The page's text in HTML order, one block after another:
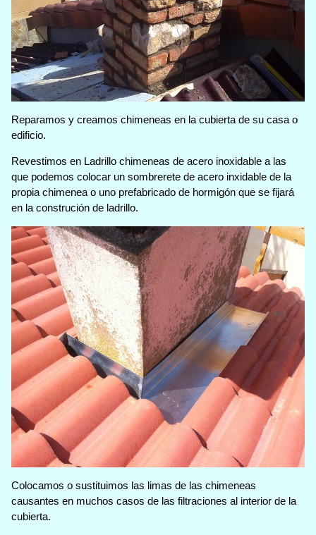
Reparamos y creamos chimeneas en la cubierta de su casa o
edificio.
Revestimos en Ladrillo chimeneas de acero inoxidable a las
que podemos colocar un sombrerete de acero inxidable de la
propia chimenea o uno prefabricado de hormigón que se fijará
en la construción de ladrillo.
Colocamos o sustituimos las limas de las chimeneas
causantes en muchos casos de las filtraciones al interior de la
cubierta.